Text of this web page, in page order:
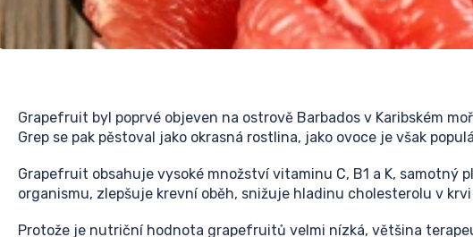
Grapefruit byl poprvé objeven na ostrově Barbados v Karibském
Grep se pak pěstoval jako okrasná rostlina, jako ovoce je však
Grapefruit obsahuje vysoké množství vitaminu C, B1 a K,
organismu, zlepšuje krevní oběh, snižuje hladinu cholesterolu v
Protože je nutriční hodnota grapefruitů velmi nízká, většina